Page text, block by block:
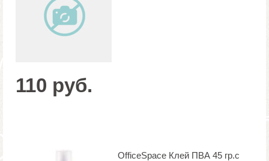
110 руб.
OfficeSpace Клей ПВА 45 гр.с